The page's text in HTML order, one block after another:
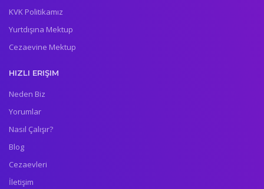
KVK Politikamız
Yurtdışına Mektup
Cezaevine Mektup
HIZLI ERIŞIM
Neden Biz
Yorumlar
Nasıl Çalışır?
Blog
Cezaevleri
İletişim